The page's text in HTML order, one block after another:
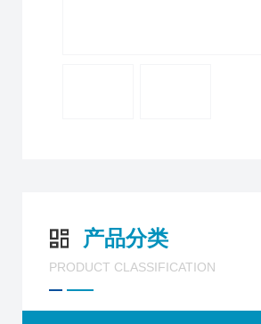
产品分类
PRODUCT CLASSIFICATION